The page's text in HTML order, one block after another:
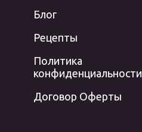
Блог
Рецепты
Политика
конфиденциальности
Договор Оферты